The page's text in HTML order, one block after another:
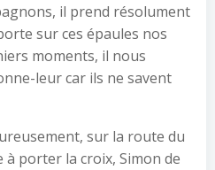
il prend résolument
sur ces épaules nos
moments, il nous
leur car ils ne savent
sur la route du
à porter la croix, Simon de